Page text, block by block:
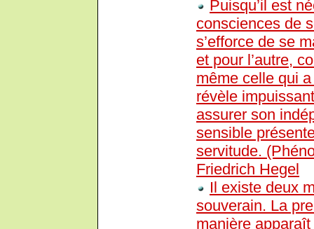
Puisqu’il est
consciences de
s’efforce de se
et pour l’autre,
même celle qui
révèle
assurer son
sensible
servitude.
Friedrich Hegel
Il existe deux
souverain. La
manière